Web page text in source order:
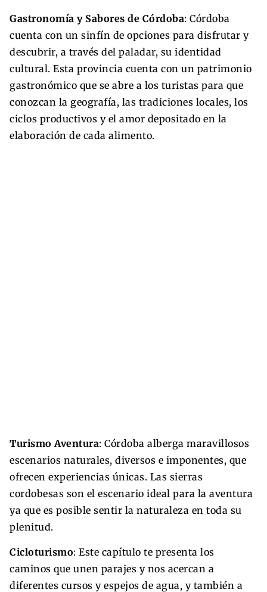
Gastronomía y Sabores de Córdoba: Córdoba
cuenta con un sinfín de opciones para disfrutar y
descubrir, a través del paladar, su identidad
cultural. Esta provincia cuenta con un patrimonio
gastronómico que se abre a los turistas para que
conozcan la geografía, las tradiciones locales, los
ciclos productivos y el amor depositado en la
elaboración de cada alimento.
Turismo Aventura: Córdoba alberga maravillosos
escenarios naturales, diversos e imponentes, que
ofrecen experiencias únicas. Las sierras
cordobesas son el escenario ideal para la aventura
ya que es posible sentir la naturaleza en toda su
plenitud.
Cicloturismo: Este capítulo te presenta los
caminos que unen parajes y nos acercan a
diferentes cursos y espejos de agua, y también a